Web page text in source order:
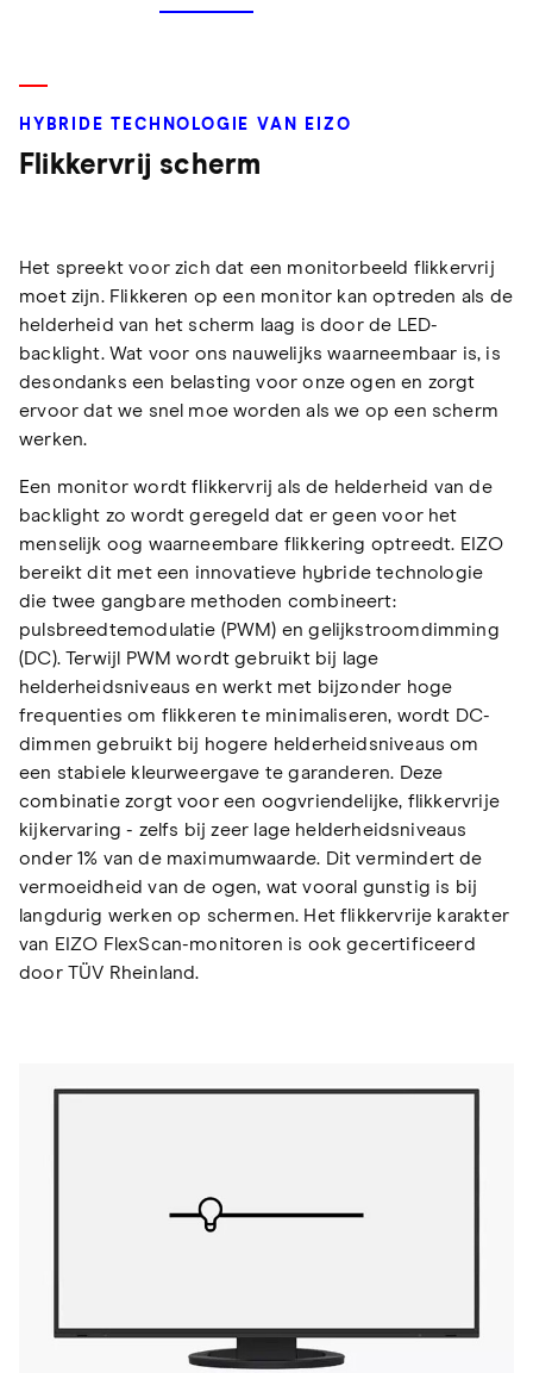
HYBRIDE TECHNOLOGIE VAN EIZO
Flikkervrij scherm
Het spreekt voor zich dat een monitorbeeld flikkervrij
moet zijn. Flikkeren op een monitor kan optreden als de
helderheid van het scherm laag is door de LED-
backlight. Wat voor ons nauwelijks waarneembaar is, is
desondanks een belasting voor onze ogen en zorgt
ervoor dat we snel moe worden als we op een scherm
werken.
Een monitor wordt flikkervrij als de helderheid van de
backlight zo wordt geregeld dat er geen voor het
menselijk oog waarneembare flikkering optreedt. EIZO
bereikt dit met een innovatieve hybride technologie
die twee gangbare methoden combineert:
pulsbreedtemodulatie (PWM) en gelijkstroomdimming
(DC). Terwijl PWM wordt gebruikt bij lage
helderheidsniveaus en werkt met bijzonder hoge
frequenties om flikkeren te minimaliseren, wordt DC-
dimmen gebruikt bij hogere helderheidsniveaus om
een stabiele kleurweergave te garanderen. Deze
combinatie zorgt voor een oogvriendelijke, flikkervrije
kijkervaring - zelfs bij zeer lage helderheidsniveaus
onder 1% van de maximumwaarde. Dit vermindert de
vermoeidheid van de ogen, wat vooral gunstig is bij
langdurig werken op schermen. Het flikkervrije karakter
van EIZO FlexScan-monitoren is ook gecertificeerd
door TÜV Rheinland.